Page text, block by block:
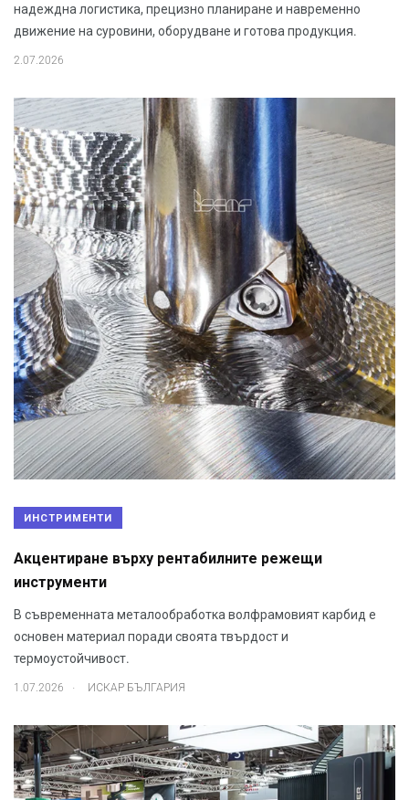
надеждна логистика, прецизно планиране и навременно
движение на суровини, оборудване и готова продукция.
2.07.2026
ИНСТРИМЕНТИ
Акцентиране върху рентабилните режещи
инструменти
В съвременната металообработка волфрамовият карбид е
основен материал поради своята твърдост и
термоустойчивост.
1.07.2026 . ИСКАР БЪЛГАРИЯ